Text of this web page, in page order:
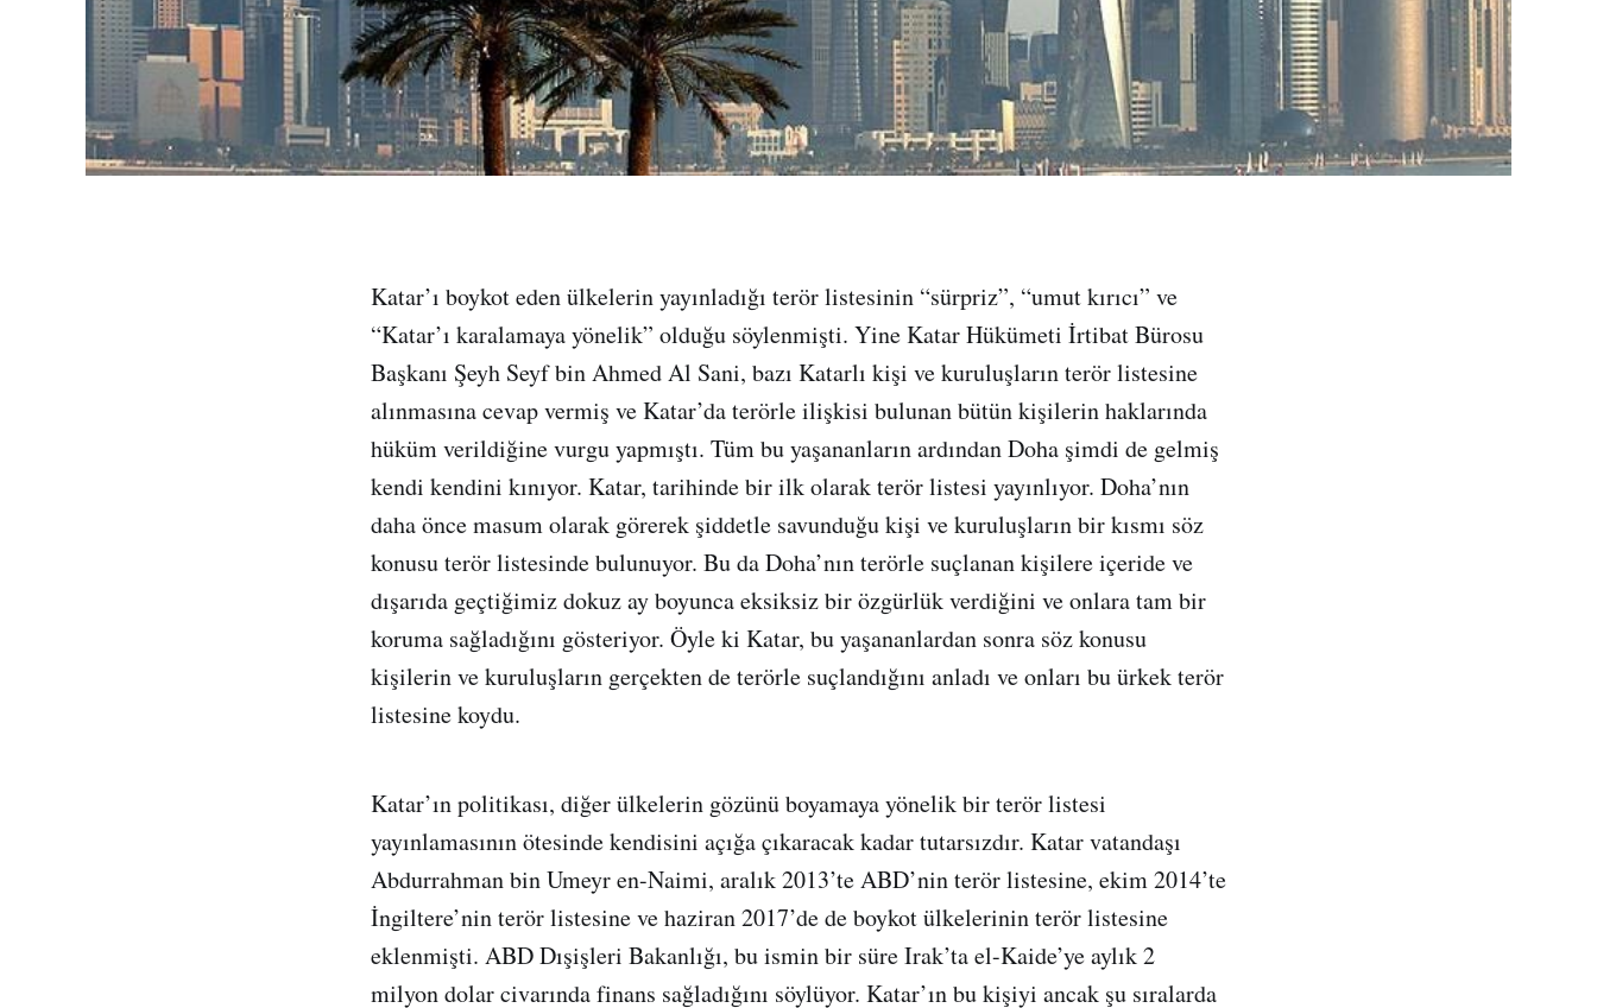
Katar’ı boykot eden ülkelerin yayınladığı terör listesinin “sürpriz”, “umut kırıcı” ve
“Katar’ı karalamaya yönelik” olduğu söylenmişti. Yine Katar Hükümeti İrtibat Bürosu
Başkanı Şeyh Seyf bin Ahmed Al Sani, bazı Katarlı kişi ve kuruluşların terör listesine
alınmasına cevap vermiş ve Katar’da terörle ilişkisi bulunan bütün kişilerin haklarında
hüküm verildiğine vurgu yapmıştı. Tüm bu yaşananların ardından Doha şimdi de gelmiş
kendi kendini kınıyor. Katar, tarihinde bir ilk olarak terör listesi yayınlıyor. Doha’nın
daha önce masum olarak görerek şiddetle savunduğu kişi ve kuruluşların bir kısmı söz
konusu terör listesinde bulunuyor. Bu da Doha’nın terörle suçlanan kişilere içeride ve
dışarıda geçtiğimiz dokuz ay boyunca eksiksiz bir özgürlük verdiğini ve onlara tam bir
koruma sağladığını gösteriyor. Öyle ki Katar, bu yaşananlardan sonra söz konusu
kişilerin ve kuruluşların gerçekten de terörle suçlandığını anladı ve onları bu ürkek terör
listesine koydu.
Katar’ın politikası, diğer ülkelerin gözünü boyamaya yönelik bir terör listesi
yayınlamasının ötesinde kendisini açığa çıkaracak kadar tutarsızdır. Katar vatandaşı
Abdurrahman bin Umeyr en-Naimi, aralık 2013’te ABD’nin terör listesine, ekim 2014’te
İngiltere’nin terör listesine ve haziran 2017’de de boykot ülkelerinin terör listesine
eklenmişti. ABD Dışişleri Bakanlığı, bu ismin bir süre Irak’ta el-Kaide’ye aylık 2
milyon dolar civarında finans sağladığını söylüyor. Katar’ın bu kişiyi ancak şu sıralarda